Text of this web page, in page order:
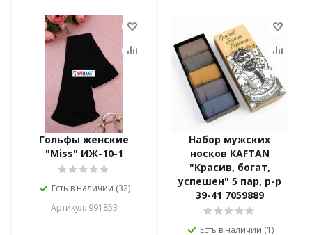
Гольфы женские
"Miss" ИЖ-10-1
Есть в наличии (32)
Артикул: 991853
Набор мужских
носков KAFTAN
"Красив, богат,
успешен" 5 пар, р-р
39-41 7059889
Есть в наличии (1)